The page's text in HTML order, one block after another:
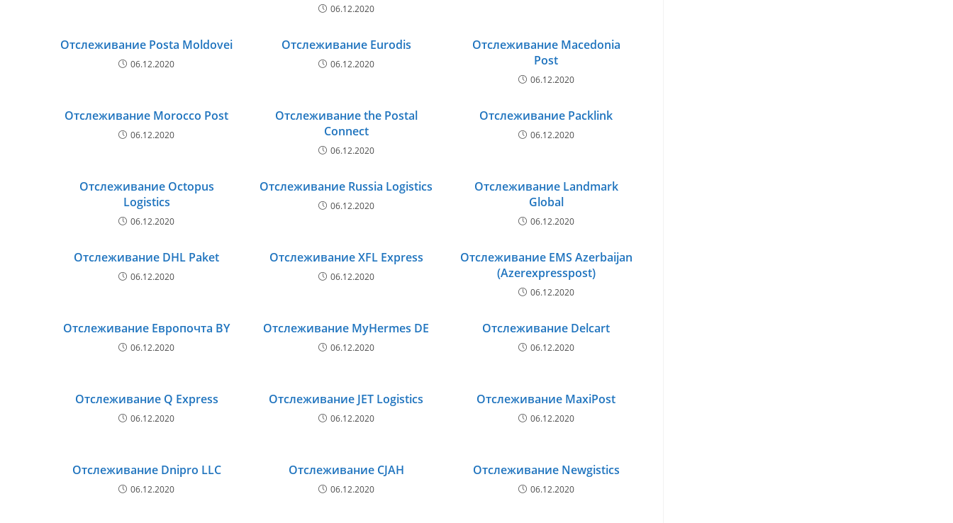
06.12.2020
Отслеживание Posta Moldovei
06.12.2020
Отслеживание Eurodis
06.12.2020
Отслеживание Macedonia
Post
06.12.2020
Отслеживание Morocco Post
06.12.2020
Отслеживание the Postal
Connect
06.12.2020
Отслеживание Packlink
06.12.2020
Отслеживание Octopus
Logistics
06.12.2020
Отслеживание Russia Logistics
06.12.2020
Отслеживание Landmark
Global
06.12.2020
Отслеживание DHL Paket
06.12.2020
Отслеживание XFL Express
06.12.2020
Отслеживание EMS Azerbaijan
(Azerexpresspost)
06.12.2020
Отслеживание Европочта BY
06.12.2020
Отслеживание MyHermes DE
06.12.2020
Отслеживание Delcart
06.12.2020
Отслеживание Q Express
06.12.2020
Отслеживание JET Logistics
06.12.2020
Отслеживание MaxiPost
06.12.2020
Отслеживание Dnipro LLC
06.12.2020
Отслеживание CJAH
06.12.2020
Отслеживание Newgistics
06.12.2020